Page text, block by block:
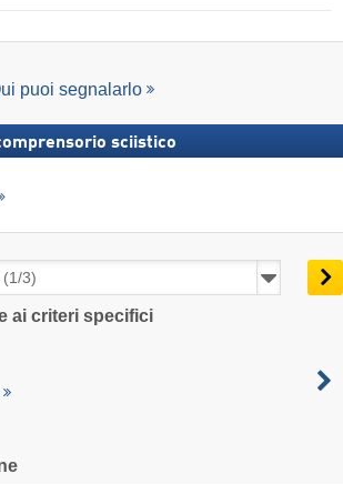
puoi segnalarlo
sciistico
ai criteri specifici